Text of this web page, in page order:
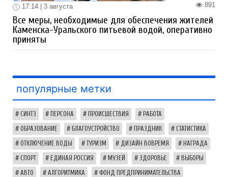
891
17:14 | 3 августа
Все меры, необходимые для обеспечения жителей
Каменска-Уральского питьевой водой, оперативно
приняты
популярные метки
СИНТЗ ПЕРСОНА ПРОИСШЕСТВИЯ РАБОТА
ОБРАЗОВАНИЕ БЛАГОУСТРОЙСТВО ПРАЗДНИК СТАТИСТИКА
ОТКЛЮЧЕНИЕ ВОДЫ ТУРИЗМ ДИЗАЙН ВОВРЕМЯ НАГРАДА
СПОРТ ЕДИНАЯ РОССИЯ МУЗЕЙ ЗДОРОВЬЕ ВЫБОРЫ
АВТО АЛГОРИТМИКА ФОНД ПРЕДПРИНИМАТЕЛЬСТВА